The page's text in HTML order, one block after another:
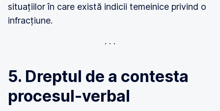
situațiilor în care există indicii temeinice privind o
infracțiune.
5. Dreptul de a contesta
procesul-verbal